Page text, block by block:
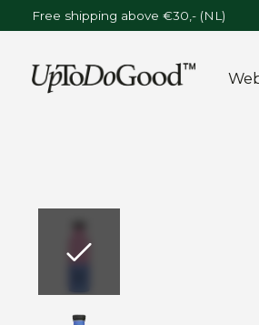
Free shipping above